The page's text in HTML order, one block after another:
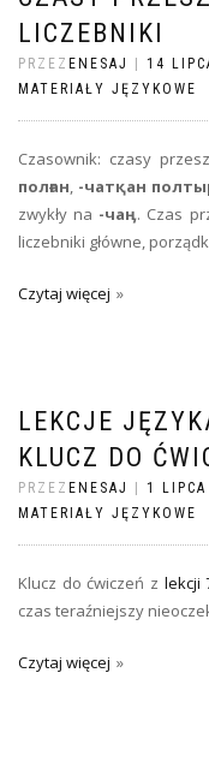
LICZEBNIKI
PRZEZ ENESAJ 14
MATERIAŁY JĘZYKOWE
Czasownik: czasy
полған, -чатқан
zwykły na -чаӊ. Czas
liczebniki główne,
Czytaj więcej
LEKCJE
KLUCZ DO
PRZEZ ENESAJ 1
MATERIAŁY JĘZYKOWE
Klucz do ćwiczeń z lekcji
czas teraźniejszy
Czytaj więcej